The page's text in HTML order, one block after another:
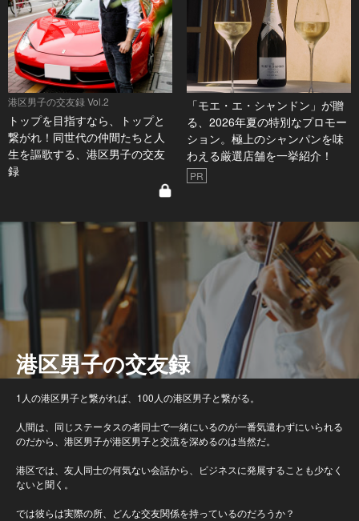
港区男子の交友録 Vol.2
トップを目指すなら、トップと
繋がれ！同世代の仲間たちと人
生を謳歌する、港区男子の交友
録
「モエ・エ・シャンドン」が贈
る、2026年夏の特別なプロモー
ション。極上のシャンパンを味
わえる厳選店舗を一挙紹介！
PR
港区男子の交友録
1人の港区男子と繋がれば、100人の港区男子と繋がる。
人間は、同じステータスの者同士で一緒にいるのが一番気遣わずにいられる
のだから、港区男子が港区男子と交流を深めるのは当然だ。
港区では、友人同士の何気ない会話から、ビジネスに発展することも少なく
ないと聞く。
では彼らは実際の所、どんな交友関係を持っているのだろうか？